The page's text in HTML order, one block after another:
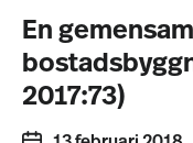
En
2017:73)